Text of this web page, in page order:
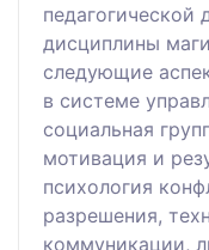
педагогической
дисциплины
следующие
в системе
социальная
мотивация и
психология
разрешения,
коммуникации,